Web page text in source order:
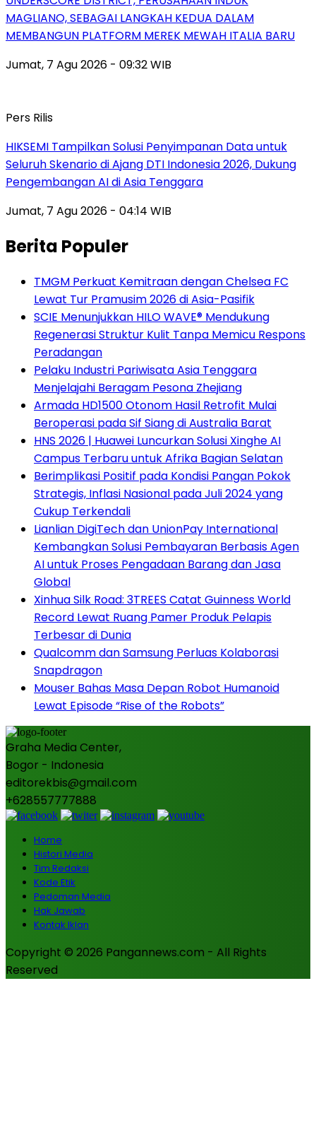
MAGLIANO, SEBAGAI LANGKAH KEDUA DALAM
MEMBANGUN PLATFORM MEREK MEWAH ITALIA BARU
Jumat, 7 Agu 2026 - 09:32 WIB
Pers Rilis
HIKSEMI Tampilkan Solusi Penyimpanan Data untuk
Seluruh Skenario di Ajang DTI Indonesia 2026, Dukung
Pengembangan AI di Asia Tenggara
Jumat, 7 Agu 2026 - 04:14 WIB
Berita Populer
TMGM Perkuat Kemitraan dengan Chelsea FC
Lewat Tur Pramusim 2026 di Asia-Pasifik
SCIE Menunjukkan HILO WAVE® Mendukung
Regenerasi Struktur Kulit Tanpa Memicu Respons
Peradangan
Pelaku Industri Pariwisata Asia Tenggara
Menjelajahi Beragam Pesona Zhejiang
Armada HD1500 Otonom Hasil Retrofit Mulai
Beroperasi pada Sif Siang di Australia Barat
HNS 2026 | Huawei Luncurkan Solusi Xinghe AI
Campus Terbaru untuk Afrika Bagian Selatan
Berimplikasi Positif pada Kondisi Pangan Pokok
Strategis, Inflasi Nasional pada Juli 2024 yang
Cukup Terkendali
Lianlian DigiTech dan UnionPay International
Kembangkan Solusi Pembayaran Berbasis Agen
AI untuk Proses Pengadaan Barang dan Jasa
Global
Xinhua Silk Road: 3TREES Catat Guinness World
Record Lewat Ruang Pamer Produk Pelapis
Terbesar di Dunia
Qualcomm dan Samsung Perluas Kolaborasi
Snapdragon
Mouser Bahas Masa Depan Robot Humanoid
Lewat Episode “Rise of the Robots”
Graha Media Center,
Bogor - Indonesia
editorekbis@gmail.com
+628557777888
Home
Histori Media
Tim Redaksi
Kode Etik
Pedoman Media
Hak Jawab
Kontak Iklan
Copyright © 2026 Pangannews.com - All Rights
Reserved